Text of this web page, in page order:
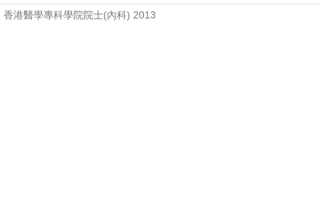
香港醫學專科學院院士(內科) 2013